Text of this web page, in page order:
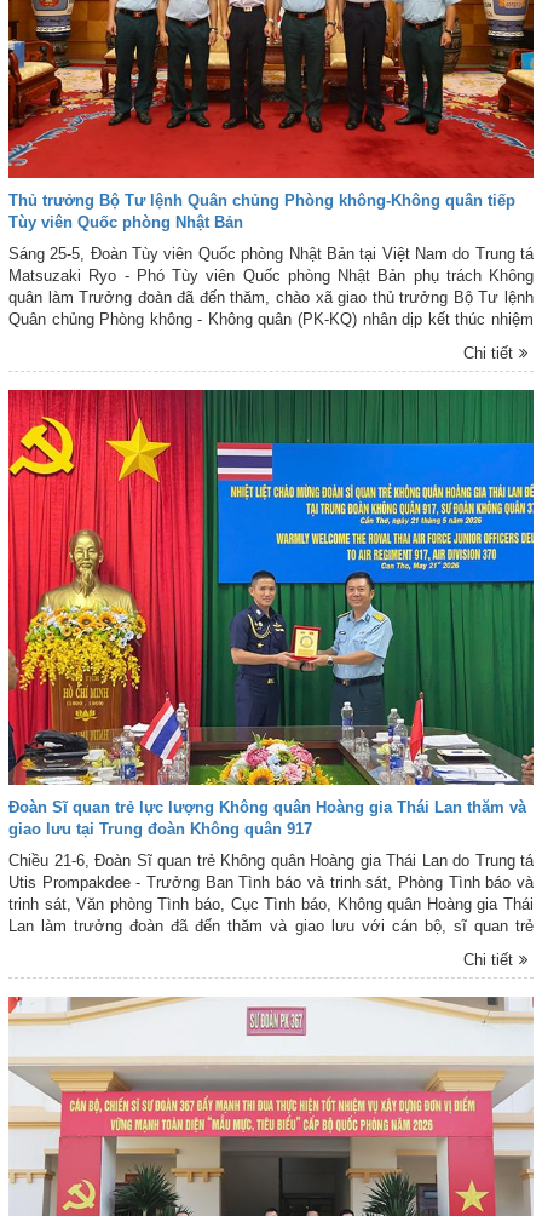
Thủ trưởng Bộ Tư lệnh Quân chủng Phòng không-Không quân tiếp
Tùy viên Quốc phòng Nhật Bản
Sáng 25-5, Đoàn Tùy viên Quốc phòng Nhật Bản tại Việt Nam do Trung tá
Matsuzaki Ryo - Phó Tùy viên Quốc phòng Nhật Bản phụ trách Không
quân làm Trưởng đoàn đã đến thăm, chào xã giao thủ trưởng Bộ Tư lệnh
Quân chủng Phòng không - Không quân (PK-KQ) nhân dịp kết thúc nhiệm
kỳ tại Việt Nam. Thiếu tướng Nguyễn Huy Tuấn - Phó Chính ủy Quân
Chi tiết
Đoàn Sĩ quan trẻ lực lượng Không quân Hoàng gia Thái Lan thăm và
giao lưu tại Trung đoàn Không quân 917
Chiều 21-6, Đoàn Sĩ quan trẻ Không quân Hoàng gia Thái Lan do Trung tá
Utis Prompakdee - Trưởng Ban Tình báo và trinh sát, Phòng Tình báo và
trinh sát, Văn phòng Tình báo, Cục Tình báo, Không quân Hoàng gia Thái
Lan làm trưởng đoàn đã đến thăm và giao lưu với cán bộ, sĩ quan trẻ
Phòng không - Không quân (PK-KQ) nhân chuyến công tác tại Việt Nam.
Chi tiết